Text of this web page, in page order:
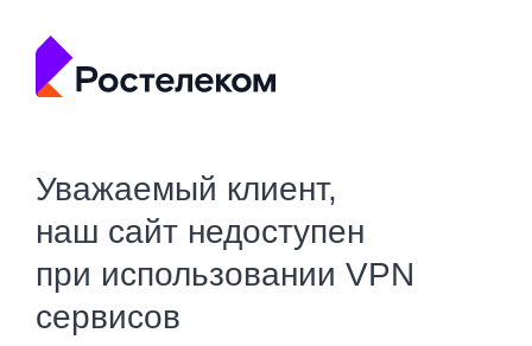
Уважаемый клиент,
наш сайт недоступен
при использовании VPN
сервисов